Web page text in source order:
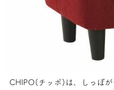
CHIPO(チッポ)は、しっぽが